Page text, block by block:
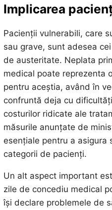
Implicarea
Pacienții vulnerabili, care
sau grave, sunt adesea
de austeritate. Neplata
medical poate reprezenta
pentru aceștia, având în
confruntă deja cu
costurilor ridicate ale
măsurile anunțate de
esențiale pentru a asigura
categorii de pacienți.
Un alt aspect important
zile de concediu medical
își declare problemele de